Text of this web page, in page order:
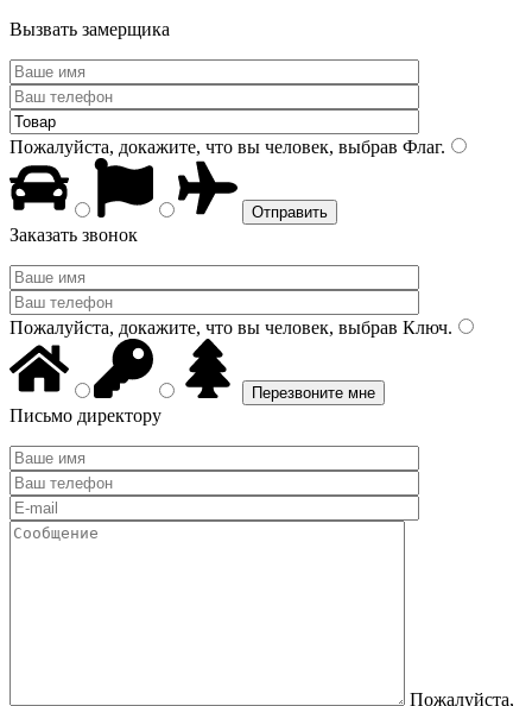
Вызвать замерщика
Пожалуйста, докажите, что вы человек, выбрав Флаг.
Заказать звонок
Пожалуйста, докажите, что вы человек, выбрав Ключ.
Письмо директору
Пожалуйста,